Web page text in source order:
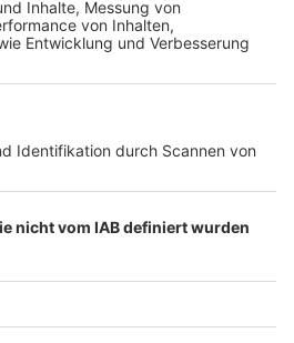
Datenschutz Impressum